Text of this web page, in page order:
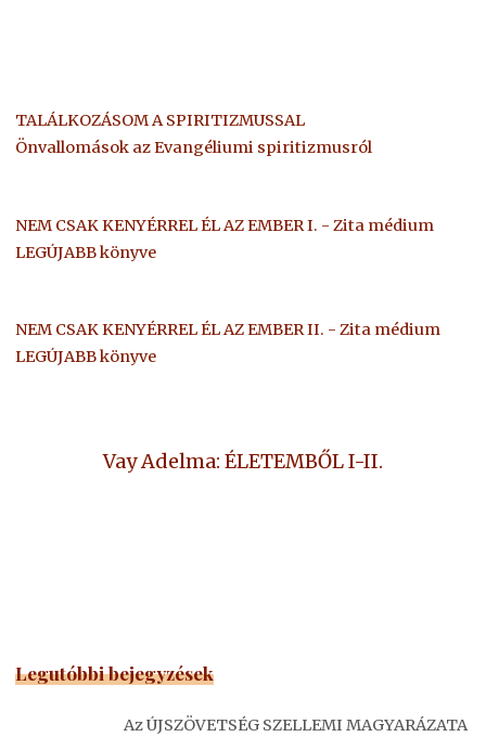
TALÁLKOZÁSOM A SPIRITIZMUSSAL
Önvallomások az Evangéliumi spiritizmusról
NEM CSAK KENYÉRREL ÉL AZ EMBER I. - Zita médium
LEGÚJABB könyve
NEM CSAK KENYÉRREL ÉL AZ EMBER II. - Zita médium
LEGÚJABB könyve
Vay Adelma: ÉLETEMBŐL I-II.
Legutóbbi bejegyzések
Az ÚJSZÖVETSÉG SZELLEMI MAGYARÁZATA